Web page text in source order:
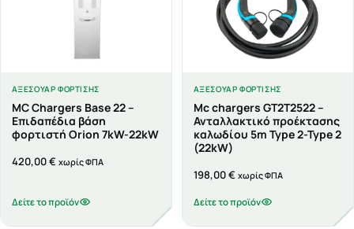
ΑΞΕΣΟΥΆΡ ΦΌΡΤΙΣΗΣ
MC Chargers Base 22 –
Επιδαπέδια βάση
φορτιστή Orion 7kW-22kW
420,00€ χωρίς ΦΠΑ
Δείτε το προϊόν
ΑΞΕΣΟΥΆΡ ΦΌΡΤΙΣΗΣ
Mc chargers GT2T2522 –
Ανταλλακτικό προέκτασης
καλωδίου 5m Type 2-Type 2
(22kW)
198,00€ χωρίς ΦΠΑ
Δείτε το προϊόν